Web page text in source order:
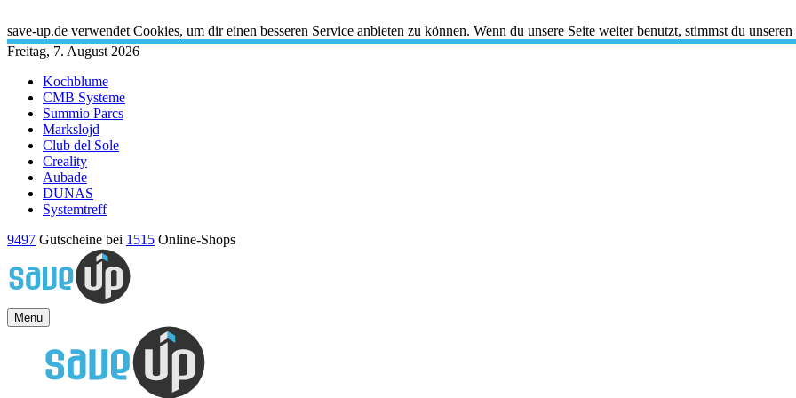
save-up.de verwendet Cookies, um dir einen besseren Service anbieten zu können. Wenn du unsere Seite weiter benutzt, stimmst du unseren
Freitag, 7. August 2026
Kochblume
CMB Systeme
Summio Parcs
Markslojd
Club del Sole
Creality
Aubade
DUNAS
Systemtreff
9497 Gutscheine bei 1515 Online-Shops
Menu